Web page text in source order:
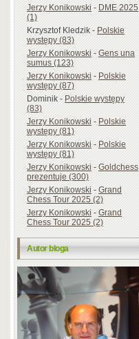
Jerzy Konikowski-DME 2025
(1)
Krzysztof Kledzik-Polskie
występy (83)
Jerzy Konikowski-Gens una
sumus (123)
Jerzy Konikowski-Polskie
występy (87)
Dominik-Polskie występy
(83)
Jerzy Konikowski-Polskie
występy (81)
Jerzy Konikowski-Polskie
występy (81)
Jerzy Konikowski-Goldchess
prezentuje (300)
Jerzy Konikowski-Grand
Chess Tour 2025 (2)
Jerzy Konikowski-Grand
Chess Tour 2025 (2)
Autor bloga